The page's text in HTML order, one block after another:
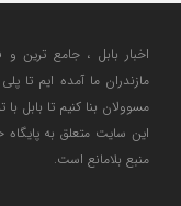
اخبار بابل ، جامع ترین و
مازندران ما آمده ایم تا
مسوولان بنا کنیم تا
این سایت متعلق به پایگاه
منبع بلامانع است.